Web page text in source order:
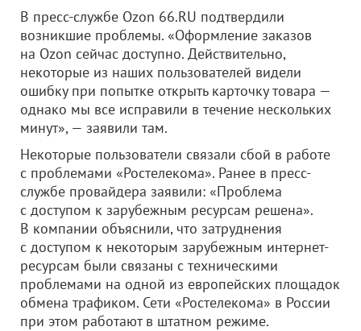
В пресс-службе Ozon 66.RU подтвердили
возникшие проблемы. «Оформление заказов
на Ozon сейчас доступно. Действительно,
некоторые из наших пользователей видели
ошибку при попытке открыть карточку товара —
однако мы все исправили в течение нескольких
минут», — заявили там.
Некоторые пользователи связали сбой в работе
с проблемами «Ростелекома». Ранее в пресс-
службе провайдера заявили: «Проблема
с доступом к зарубежным ресурсам решена».
В компании объяснили, что затруднения
с доступом к некоторым зарубежным интернет-
ресурсам были связаны с техническими
проблемами на одной из европейских площадок
обмена трафиком. Сети «Ростелекома» в России
при этом работают в штатном режиме.